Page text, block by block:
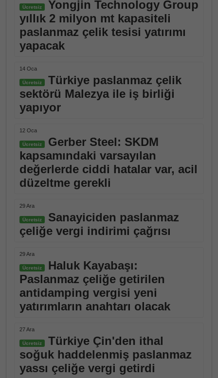
Ücretsiz
Yongjin Technology Group
yıllık 2 milyon mt kapasiteli
paslanmaz çelik tesisi yatırımı
yapacak
14 Oca
Ücretsiz
Türkiye paslanmaz çelik
sektörü Malezya ile iş birliği
yapıyor
12 Oca
Ücretsiz
Gerber Steel: SKDM
kapsamındaki varsayılan
değerlerde ciddi hatalar var, acil
düzeltme gerekli
29 Ara
Ücretsiz
Sanayiciden paslanmaz
çeliğe vergi indirimi çağrısı
29 Ara
Ücretsiz
Haluk Kayabaşı:
Paslanmaz çeliğe getirilen
antidamping vergisi yeni
yatırımların anahtarı olacak
27 Ara
Ücretsiz
Türkiye Çin'den ithal
soğuk haddelenmiş paslanmaz
yassı çeliğe vergi getirdi